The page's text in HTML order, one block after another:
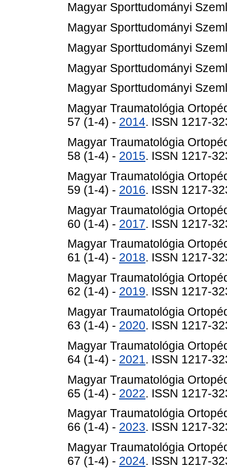
Magyar Sporttudományi
Magyar Sporttudományi
Magyar Sporttudományi
Magyar Sporttudományi
Magyar Sporttudományi
Magyar Traumatológia
57 (1-4) - 2014. ISSN 1217-
Magyar Traumatológia
58 (1-4) - 2015. ISSN 1217-
Magyar Traumatológia
59 (1-4) - 2016. ISSN 1217-
Magyar Traumatológia
60 (1-4) - 2017. ISSN 1217-
Magyar Traumatológia
61 (1-4) - 2018. ISSN 1217-
Magyar Traumatológia
62 (1-4) - 2019. ISSN 1217-
Magyar Traumatológia
63 (1-4) - 2020. ISSN 1217-
Magyar Traumatológia
64 (1-4) - 2021. ISSN 1217-
Magyar Traumatológia
65 (1-4) - 2022. ISSN 1217-
Magyar Traumatológia
66 (1-4) - 2023. ISSN 1217-
Magyar Traumatológia
67 (1-4) - 2024. ISSN 1217-